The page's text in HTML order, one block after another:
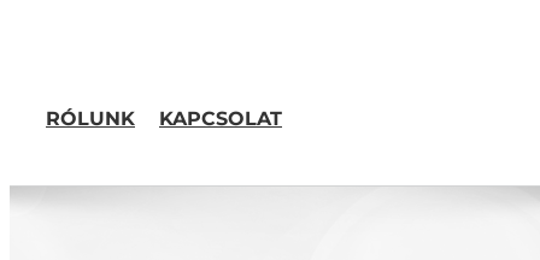
RÓLUNK KAPCSOLAT